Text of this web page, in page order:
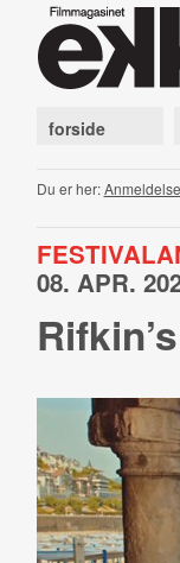
forside
Du er her:
08. APR.